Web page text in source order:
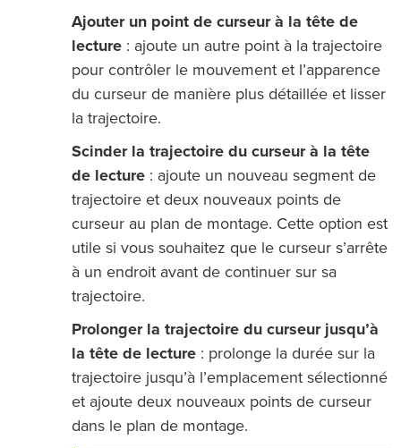
Ajouter un point de curseur à la tête de
lecture : ajoute un autre point à la trajectoire
pour contrôler le mouvement et l’apparence
du curseur de manière plus détaillée et lisser
la trajectoire.
Scinder la trajectoire du curseur à la tête
de lecture : ajoute un nouveau segment de
trajectoire et deux nouveaux points de
curseur au plan de montage. Cette option est
utile si vous souhaitez que le curseur s’arrête
à un endroit avant de continuer sur sa
trajectoire.
Prolonger la trajectoire du curseur jusqu’à
la tête de lecture : prolonge la durée sur la
trajectoire jusqu’à l’emplacement sélectionné
et ajoute deux nouveaux points de curseur
dans le plan de montage.